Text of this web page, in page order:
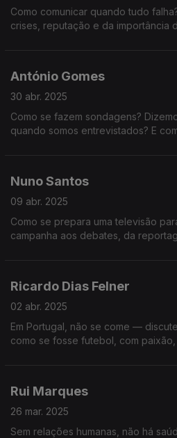
Como comunicar quando tudo
crises, reputação e da importância
António Gomes
30 abr. 2025
Como se fazem sondagens?
quando somos entrevistados? E
Nuno Santos
09 abr. 2025
Como se prepara uma televisão
campanha aos debates, da
Ricardo Dias Felner
02 abr. 2025
Em Portugal, não se come —
como se fosse futebol, com
Rui Marques
26 mar. 2025
Sem relações humanas, não há